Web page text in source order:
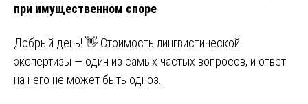
при имущественном споре
Добрый день! 👋 Стоимость лингвистической
экспертизы — один из самых частых вопросов, и ответ
на него не может быть одноз…